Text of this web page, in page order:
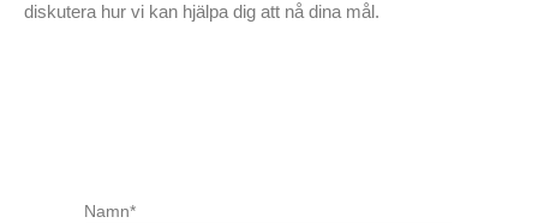
diskutera hur vi kan hjälpa dig att nå dina mål.
Namn*